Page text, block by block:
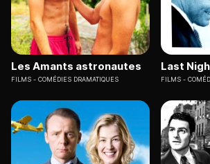
Les Amants astronautes
FILMS COMÉDIES DRAMATIQUES
Last
FILMS